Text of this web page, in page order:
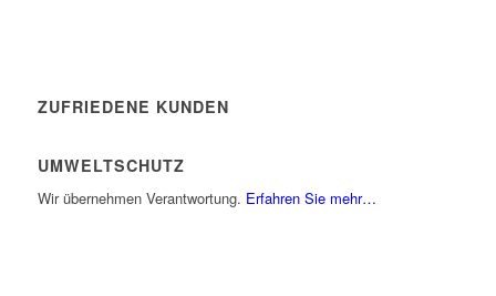
ZUFRIEDENE KUNDEN
UMWELTSCHUTZ
Wir übernehmen Verantwortung. Erfahren Sie mehr…